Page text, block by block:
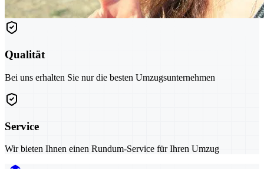
Qualität
Bei uns erhalten Sie nur die besten Umzugsunternehmen
Service
Wir bieten Ihnen einen Rundum-Service für Ihren Umzug